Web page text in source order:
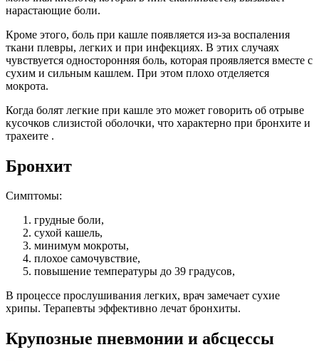
нарастающие боли.
Кроме этого, боль при кашле появляется из-за воспаления
ткани плевры, легких и при инфекциях. В этих случаях
чувствуется односторонняя боль, которая проявляется вместе с
сухим и сильным кашлем. При этом плохо отделяется
мокрота.
Когда болят легкие при кашле это может говорить об отрыве
кусочков слизистой оболочки, что характерно при бронхите и
трахеите .
Бронхит
Симптомы:
грудные боли,
сухой кашель,
минимум мокроты,
плохое самочувствие,
повышение температуры до 39 градусов,
В процессе прослушивания легких, врач замечает сухие
хрипы. Терапевты эффективно лечат бронхиты.
Крупозные пневмонии и абсцессы